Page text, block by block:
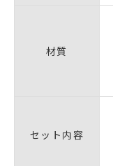
材質
セット内容